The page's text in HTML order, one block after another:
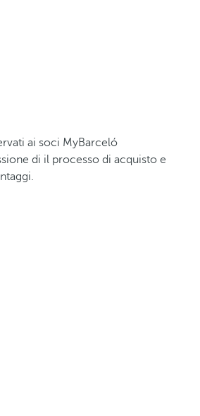
ai soci MyBarceló
di il processo di acquisto e